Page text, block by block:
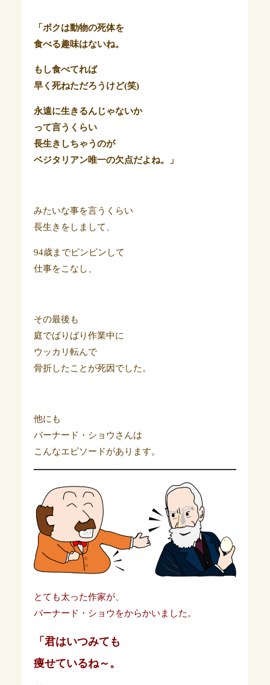
「ボクは動物の死体を
食べる趣味はないね。
もし食べてれば
早く死ねただろうけど(笑)
永遠に生きるんじゃないか
って言うくらい
長生きしちゃうのが
ベジタリアン唯一の欠点だよね。」
みたいな事を言うくらい
長生きをしまして、
94歳までピンピンして
仕事をこなし、
その最後も
庭でばりばり作業中に
ウッカリ転んで
骨折したことが死因でした。
他にも
バーナード・ショウさんは
こんなエピソードがあります。
とても太った作家が、
バーナード・ショウをからかいました。
「君はいつみても
痩せているね～。